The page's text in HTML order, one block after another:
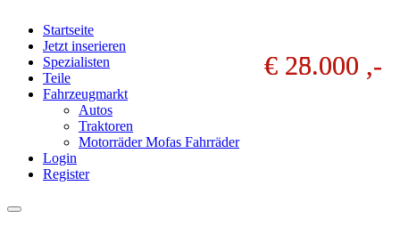
Startseite
Jetzt inserieren
Spezialisten
Teile
Fahrzeugmarkt
Autos
Traktoren
Motorräder Mofas Fahrräder
Login
Register
€ 28.000 ,-
€ 25.000 ,-